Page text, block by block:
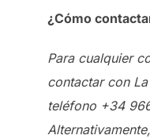
¿Cómo
Para cualquier
contactar con
teléfono +34